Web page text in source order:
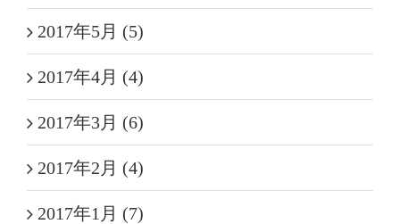
2017年5月 (5)
2017年4月 (4)
2017年3月 (6)
2017年2月 (4)
2017年1月 (7)